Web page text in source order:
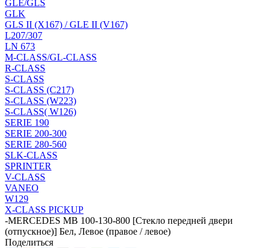
GLE/GLS
GLK
GLS II (X167) / GLE II (V167)
L207/307
LN 673
M-CLASS/GL-CLASS
R-CLASS
S-CLASS
S-CLASS (C217)
S-CLASS (W223)
S-CLASS( W126)
SERIE 190
SERIE 200-300
SERIE 280-560
SLK-CLASS
SPRINTER
V-CLASS
VANEO
W129
X-CLASS PICKUP
-MERCEDES MB 100-130-800 [Стекло передней двери
(отпускное)] Бел, Левое (правое / левое)
Поделиться